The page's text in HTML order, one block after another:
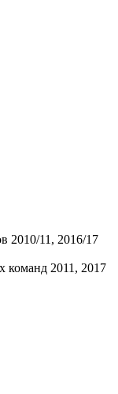
2010/11, 2016/17
команд 2011, 2017